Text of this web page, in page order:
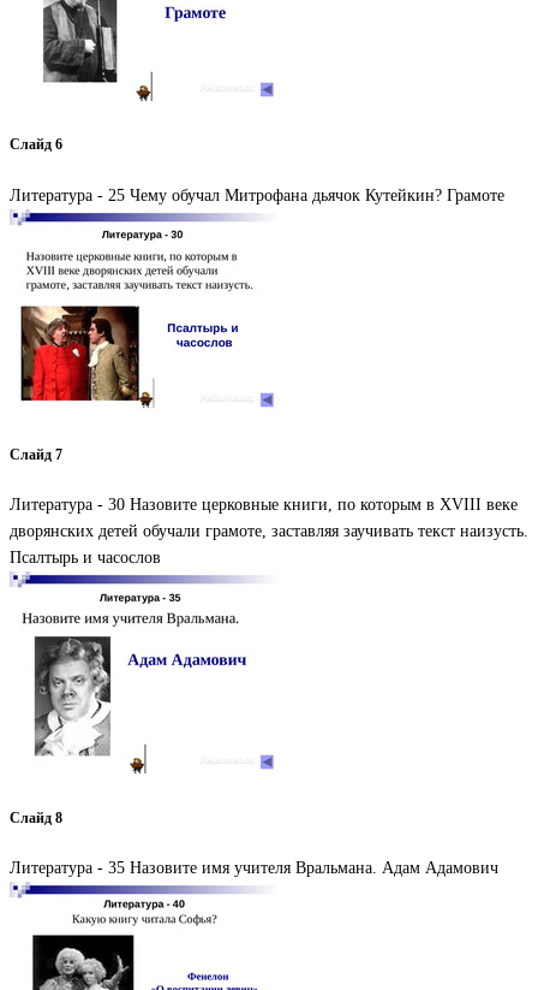
Слайд 6
Литература - 25 Чему обучал Митрофана дьячок Кутейкин? Грамоте
Слайд 7
Литература - 30 Назовите церковные книги, по которым в XVIII веке
дворянских детей обучали грамоте, заставляя заучивать текст наизусть.
Псалтырь и часослов
Слайд 8
Литература - 35 Назовите имя учителя Вральмана. Адам Адамович